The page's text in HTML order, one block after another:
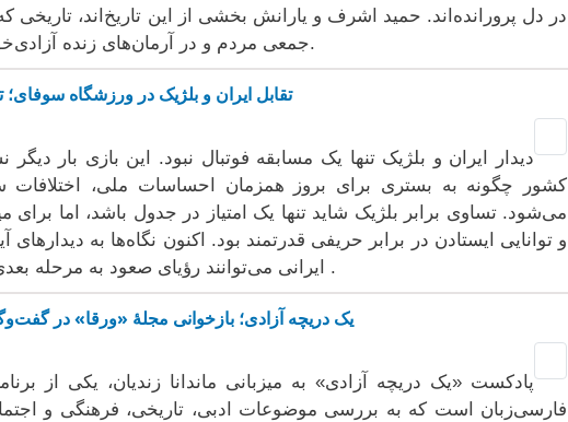
در دل پرورانده‌اند. حمید اشرف و یارانش بخشی از این تاریخ‌اند، تاریخی
جمعی مردم و در آرمان‌های زنده آزادی‌خواهانه و عدالت‌طلبانه تداوم یافته است.
تقابل ایران و بلژیک در ورزشگاه
دیدار ایران و بلژیک تنها یک مسابقه فوتبال نبود. این بازی بار
کشور چگونه به بستری برای بروز همزمان احساسات ملی، اختلافات
می‌شود. تساوی برابر بلژیک شاید تنها یک امتیاز در جدول باشد، اما برای
و توانایی ایستادن در برابر حریفی قدرتمند بود. اکنون نگاه‌ها به
ایرانی می‌توانند رؤیای صعود به مرحله بعدی جام جهانی را به واقعیت نزدیک‌تر کند .
یک دریچه آزادی؛ بازخوانی مجلهٔ «ورقا» در
پادکست «یک دریچه آزادی» به میزبانی ماندانا زندیان، یکی از